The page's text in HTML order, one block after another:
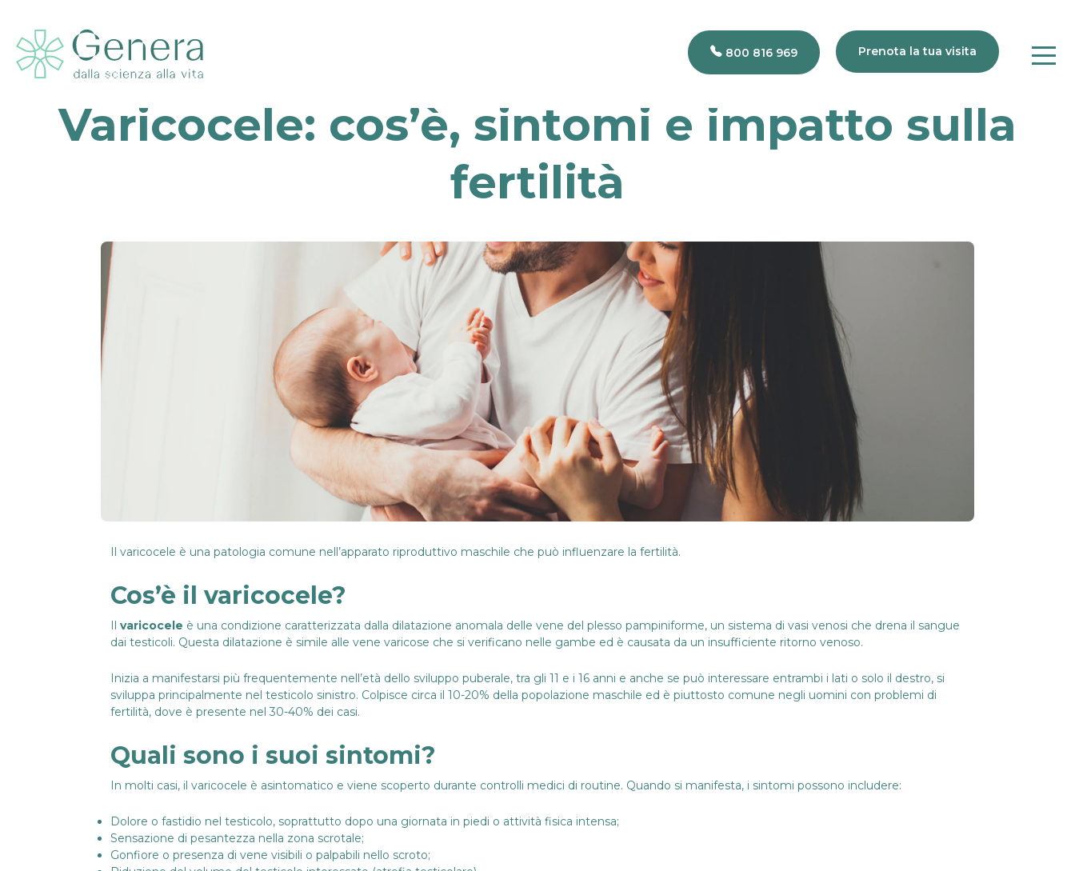
800 816 969 Prenota la tua visita
Varicocele: cos’è, sintomi e impatto sulla
fertilità
Il varicocele è una patologia comune nell’apparato riproduttivo maschile che può influenzare la fertilità.
Cos’è il varicocele?
Il varicocele è una condizione caratterizzata dalla dilatazione anomala delle vene del plesso pampiniforme, un sistema di vasi venosi che drena il sangue
dai testicoli. Questa dilatazione è simile alle vene varicose che si verificano nelle gambe ed è causata da un insufficiente ritorno venoso.
Inizia a manifestarsi più frequentemente nell’età dello sviluppo puberale, tra gli 11 e i 16 anni e anche se può interessare entrambi i lati o solo il destro, si
sviluppa principalmente nel testicolo sinistro. Colpisce circa il 10-20% della popolazione maschile ed è piuttosto comune negli uomini con problemi di
fertilità, dove è presente nel 30-40% dei casi.
Quali sono i suoi sintomi?
In molti casi, il varicocele è asintomatico e viene scoperto durante controlli medici di routine. Quando si manifesta, i sintomi possono includere:
Dolore o fastidio nel testicolo, soprattutto dopo una giornata in piedi o attività fisica intensa;
Sensazione di pesantezza nella zona scrotale;
Gonfiore o presenza di vene visibili o palpabili nello scroto;